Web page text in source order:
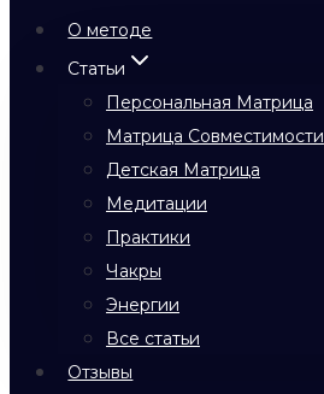
О методе
Статьи
Персональная Матрица
Матрица Совместимости
Детская Матрица
Медитации
Практики
Чакры
Энергии
Все статьи
Отзывы